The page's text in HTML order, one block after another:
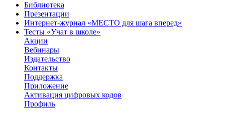
Библиотека
Презентации
Интернет-журнал «МЕСТО для шага вперед»
Тесты «Учат в школе»
Акции
Вебинары
Издательство
Контакты
Поддержка
Приложение
Активация цифровых кодов
Профиль